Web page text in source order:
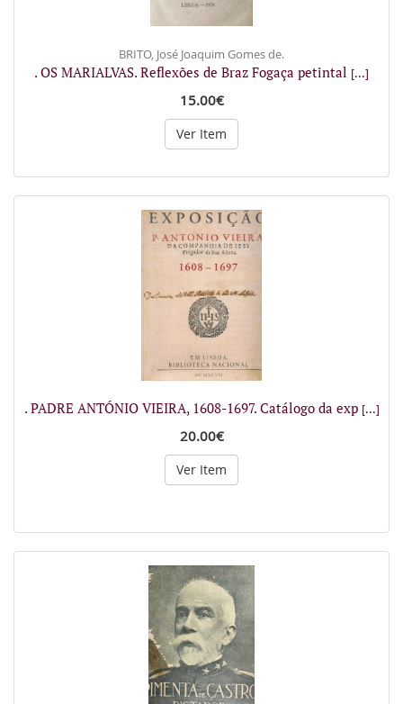
BRITO, José Joaquim Gomes de.
. OS MARIALVAS. Reflexões de Braz Fogaça petintal [...]
15.00€
Ver Item
. PADRE ANTÓNIO VIEIRA, 1608-1697. Catálogo da exp [...]
20.00€
Ver Item